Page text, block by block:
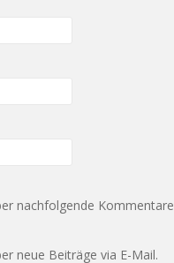
nachfolgende
neue Beiträge via E-Mail.